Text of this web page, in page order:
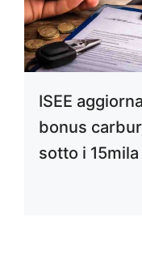
ISEE
bonus
sotto i